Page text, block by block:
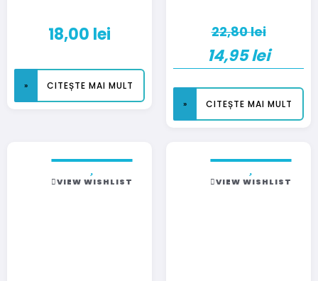
18,00 lei
CITEȘTE MAI MULT
22,80lei
14,95lei
CITEȘTE MAI MULT
VIEW WISHLIST VIEW WISHLIST